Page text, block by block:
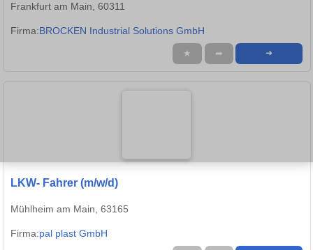
Frankfurt am Main, 60311
Firma:BROCKEN Industrial Solutions GmbH
★ ➦ ➜
LKW- Fahrer (m/w/d)
Mühlheim am Main, 63165
Firma:pal plast GmbH